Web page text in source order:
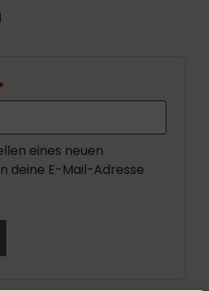
eines neuen
deine E-Mail-Adresse